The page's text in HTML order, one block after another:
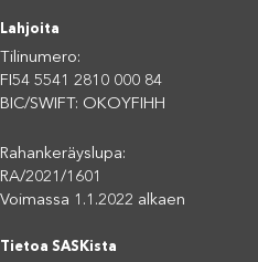
Lahjoita
Tilinumero:
FI54 5541 2810 000 84
BIC/SWIFT: OKOYFIHH
Rahankeräyslupa:
RA/2021/1601
Voimassa 1.1.2022 alkaen
Tietoa SASKista